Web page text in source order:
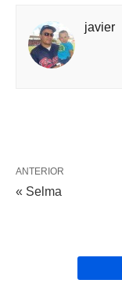
javier
ANTERIOR
« Selma